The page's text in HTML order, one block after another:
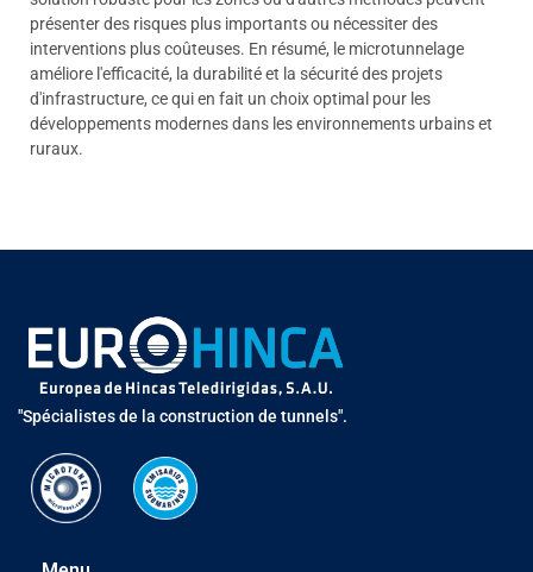
présenter des risques plus importants ou nécessiter des
interventions plus coûteuses. En résumé, le microtunnelage
améliore l'efficacité, la durabilité et la sécurité des projets
d'infrastructure, ce qui en fait un choix optimal pour les
développements modernes dans les environnements urbains et
ruraux.
"Spécialistes de la construction de tunnels".